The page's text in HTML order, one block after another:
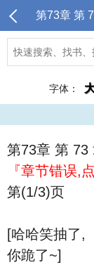
第73章 第
字体：
第73章 第 73
『章节错误,
第(1/3)页
[哈哈笑抽了,
你跪了~]